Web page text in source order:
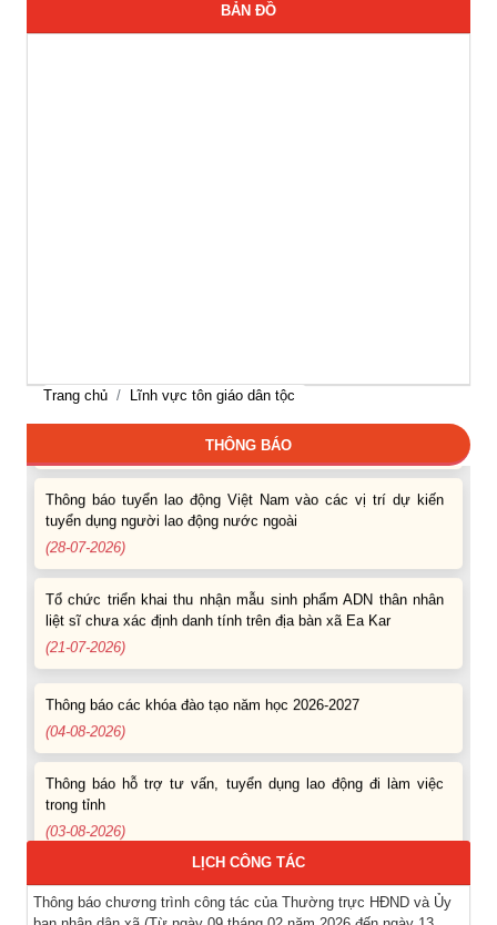
BẢN ĐỒ
Trang chủ Lĩnh vực tôn giáo dân tộc
THÔNG BÁO
Thông báo hỗ trợ tư vấn, tuyển dụng lao động đi làm việc ở
nước ngoài theo hợp đồng
tuyển dụng người lao động nước ngoài
(28-07-2026)
liệt sĩ chưa xác định danh tính trên địa bàn xã Ea Kar
(21-07-2026)
(04-08-2026)
trong tỉnh
(03-08-2026)
Thông báo hỗ trợ tư vấn, tuyển dụng lao động đi làm việc ở
nước ngoài theo hợp đồng
(28-07-2026)
LỊCH CÔNG TÁC
Thông báo chương trình công tác của Thường trực HĐND và Ủy